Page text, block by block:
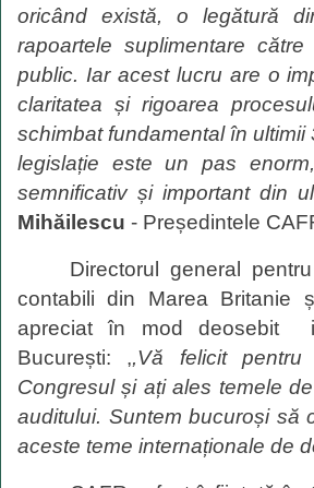
oricând
există, olegătură
rapoartele suplimentare către
public. Iar acest lucru are o
claritateașirigoarea
schimbat fundamentalînultimii
legislație este un pas
semnificativ și important din
Mihăilescu - Președintele
Directorul general
contabili din Marea
apreciat în mod deosebit
București: ,,Vă felicit
Congresul și ați ales temele
auditului. Suntem bucuroși să
aceste teme internaționale de